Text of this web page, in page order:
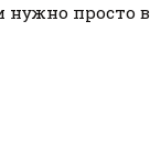
просто